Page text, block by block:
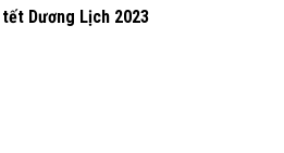
Dương Lịch 2023